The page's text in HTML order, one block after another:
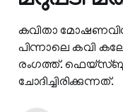
കവിതാ
പിന്നാലെ കവി
രംഗത്ത്.
ചോദിച്ചിരിക്കുന്നത്.